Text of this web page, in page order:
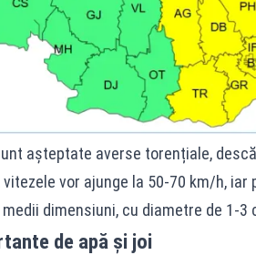
așteptate averse torențiale,
vor ajunge la 50-70 km/h,
dimensiuni, cu diametre de 1-3
de apă și joi